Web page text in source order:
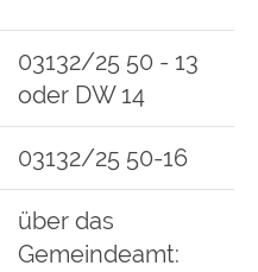
03132/25 50 - 13
oder DW 14
03132/25 50-16
über das
Gemeindeamt: